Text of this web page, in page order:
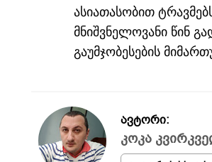
ასიათასობით
მნიშვნელოვანი წინ
გაუმჯობესების
ავტორი:
კოკა